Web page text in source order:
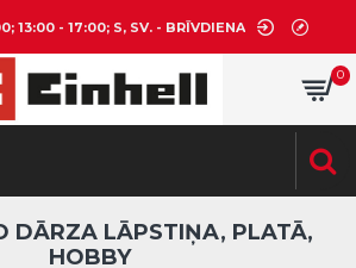
13:00 - 17:00; S, SV. - BRĪVDIENA
0
DĀRZA LĀPSTIŅA, PLATĀ,
HOBBY